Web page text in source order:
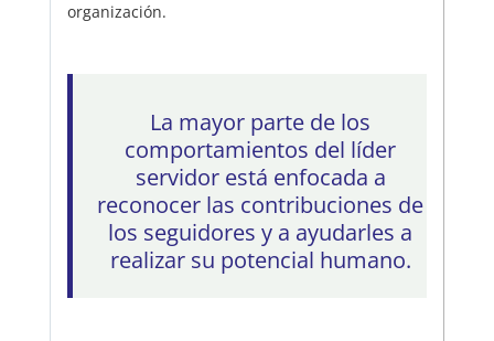
organización.
La mayor parte de los
comportamientos del líder
servidor está enfocada a
reconocer las contribuciones de
los seguidores y a ayudarles a
realizar su potencial humano.